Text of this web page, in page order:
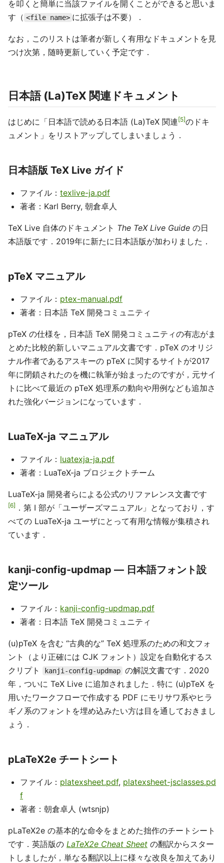
を叩くと簡単に当該ファイルを開くことができると思いま
す（ <file name> に拡張子は不要）．
なお，このリストは筆者が新しく有用なドキュメントを見
つけ次第，随時更新していく予定です．
日本語 (La)TeX 関連ドキュメント
はじめに「日本語で読める日本語 (La)TeX 関連 5 のドキ
ュメント」をリストアップしてしまいましょう．
日本語版 TeX Live ガイド
ファイル： texlive-ja.pdf
著者：Karl Berry, 朝倉卓人
TeX Live 自体のドキュメント The TeX Live Guide の日
本語版です．2019年に新たに日本語版が加わりました．
pTeX マニュアル
ファイル： ptex-manual.pdf
著者：日本語 TeX 開発コミュニティ
pTeX の仕様を，日本語 TeX 開発コミュニティの有志がま
とめた比較的新しいマニュアル文書です．pTeX のオリジ
ナル作者であるアスキーの pTeX に関するサイトが2017
年に閉鎖されたのを機に執筆が始まったのですが，元サイ
トに比べて最近の pTeX 処理系の動向や用例なども追加さ
れた強化バージョンになっています．
LuaTeX-ja マニュアル
ファイル： luatexja-ja.pdf
著者：LuaTeX-ja プロジェクトチーム
LuaTeX-ja 開発者らによる公式のリファレンス文書です
6
．第 I 部が「ユーザーズマニュアル」となっており，す
べての LuaTeX-ja ユーザにとって有用な情報が集積され
ています．
kanji-config-updmap — 日本語フォント設
定ツール
ファイル： kanji-config-updmap.pdf
著者：日本語 TeX 開発コミュニティ
(u)pTeX を含む “古典的な” TeX 処理系のための和文フォ
ント（より正確には CJK フォント）設定を自動化するス
クリプト
kanji-config-updmap の解説文書です．2020
年，ついに TeX Live に追加されました．特に (u)pTeX を
用いたワークフローで作成する PDF にモリサワ系やヒラ
ギノ系のフォントを埋め込みたい方は目を通しておきまし
ょう．
pLaTeX2e チートシート
ファイル： platexsheet.pdf, platexsheet-jsclasses.pd
f
著者：朝倉卓人 (wtsnjp)
pLaTeX2e の基本的な命令をまとめた拙作のチートシート
です．英語版の LaTeX2e Cheat Sheet の翻訳からスター
トしましたが，単なる翻訳以上に様々な改良を加えてあり